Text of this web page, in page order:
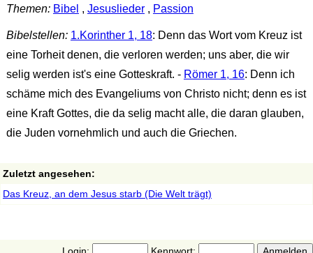
Themen: Bibel , Jesuslieder, Passion
Bibelstellen: 1.Korinther 1, 18: Denn das Wort vom Kreuz ist
eine Torheit denen, die verloren werden; uns aber, die wir
selig werden ist's eine Gotteskraft. - Römer 1, 16: Denn ich
schäme mich des Evangeliums von Christo nicht; denn es ist
eine Kraft Gottes, die da selig macht alle, die daran glauben,
die Juden vornehmlich und auch die Griechen.
Zuletzt angesehen:
Das Kreuz, an dem Jesus starb (Die Welt trägt)